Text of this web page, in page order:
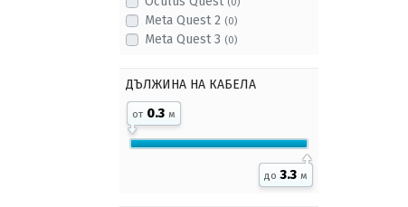
Meta Quest 2 (0)
Meta Quest 3 (0)
ДЪЛЖИНА НА КАБЕЛА
от 0.3 м
до 3.3 м